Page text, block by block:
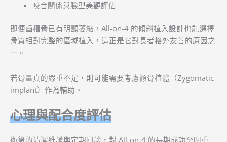
咬合關係與臉型美觀評估
即便齒槽骨已有明顯萎縮，All-on-4 的傾斜植入設計也能選擇
骨質相對完整的區域植入，這正是它對長者格外友善的原因之
一。
若骨量真的嚴重不足，則可能需要考慮顴骨植體（Zygomatic
implant）作為輔助。
心理與配合度評估
術後的清潔維護與定期回診，對 All-on-4 的長期成功至關重